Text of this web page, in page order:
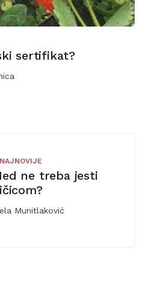
sertifikat?
NAJNOVIJE
ne treba jesti
Munitlaković